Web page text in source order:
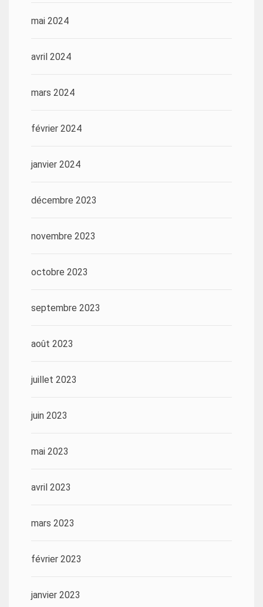
mai 2024
avril 2024
mars 2024
février 2024
janvier 2024
décembre 2023
novembre 2023
octobre 2023
septembre 2023
août 2023
juillet 2023
juin 2023
mai 2023
avril 2023
mars 2023
février 2023
janvier 2023